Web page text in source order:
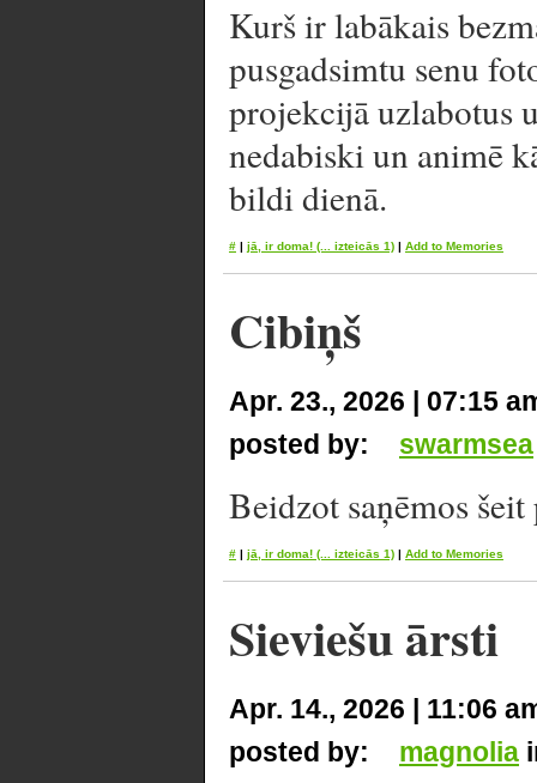
Kurš ir labākais
pusgadsimtu senu
projekcijā uzlabotus
nedabiski un animē
bildi dienā.
# | jā, ir doma! (... izteicās 1) | Add to Memories
Cibiņš
Apr. 23., 2026 | 07:15
posted by:
swarmsea
Beidzot saņēmos
# | jā, ir doma! (... izteicās 1) | Add to Memories
Sieviešu ārsti
Apr. 14., 2026 | 11:06
posted by:
magnolia